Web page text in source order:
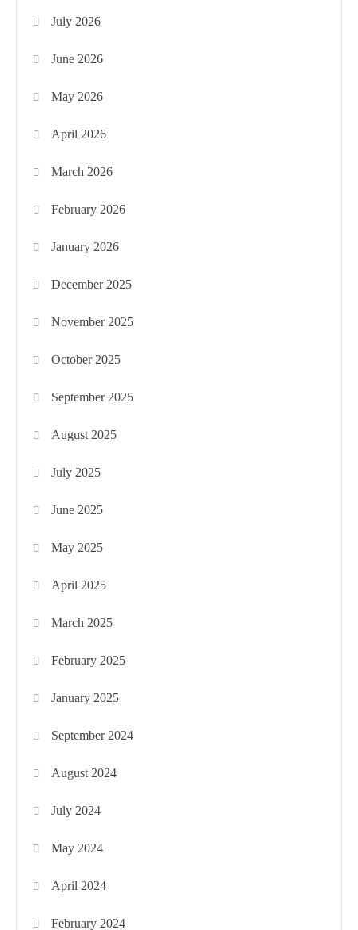
July 2026
June 2026
May 2026
April 2026
March 2026
February 2026
January 2026
December 2025
November 2025
October 2025
September 2025
August 2025
July 2025
June 2025
May 2025
April 2025
March 2025
February 2025
January 2025
September 2024
August 2024
July 2024
May 2024
April 2024
February 2024